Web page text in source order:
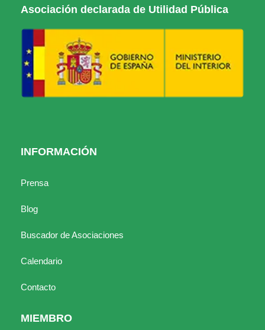
Asociación declarada de Utilidad Pública
INFORMACIÓN
Prensa
Blog
Buscador de Asociaciones
Calendario
Contacto
MIEMBRO